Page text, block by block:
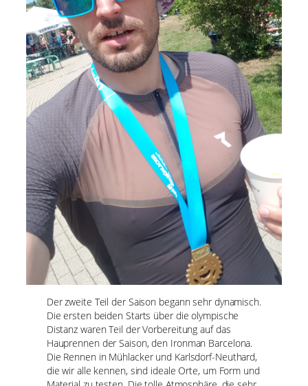
Der zweite Teil der Saison begann sehr dynamisch.
Die ersten beiden Starts über die olympische
Distanz waren Teil der Vorbereitung auf das
Hauprennen der Saison, den Ironman Barcelona.
Die Rennen in Mühlacker und Karlsdorf-Neuthard,
die wir alle kennen, sind ideale Orte, um Form und